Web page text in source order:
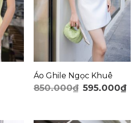
Áo Ghile Ngọc Khuê
850.000₫ 595.000₫